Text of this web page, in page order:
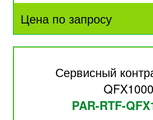
Цена по запросу
Сервисный
PAR-RTF-